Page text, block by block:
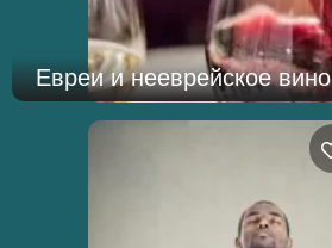
Евреи и нееврейское вино